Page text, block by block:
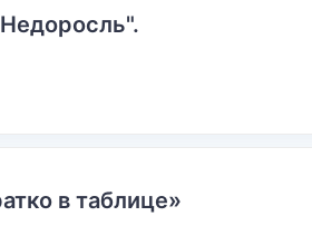
в таблице»